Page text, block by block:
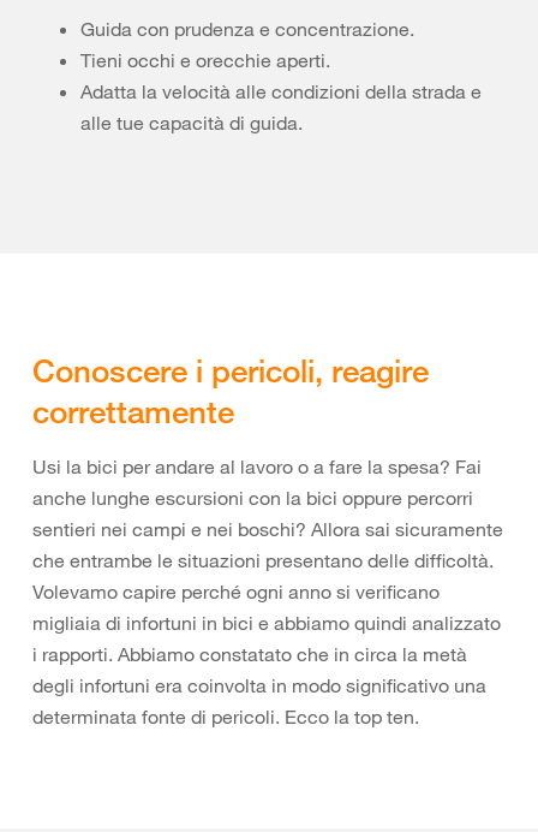
Guida con prudenza e concentrazione.
Tieni occhi e orecchie aperti.
Adatta la velocità alle condizioni della strada e
alle tue capacità di guida.
Conoscere i pericoli, reagire
correttamente
Usi la bici per andare al lavoro o a fare la spesa? Fai
anche lunghe escursioni con la bici oppure percorri
sentieri nei campi e nei boschi? Allora sai sicuramente
che entrambe le situazioni presentano delle difficoltà.
Volevamo capire perché ogni anno si verificano
migliaia di infortuni in bici e abbiamo quindi analizzato
i rapporti. Abbiamo constatato che in circa la metà
degli infortuni era coinvolta in modo significativo una
determinata fonte di pericoli. Ecco la top ten.